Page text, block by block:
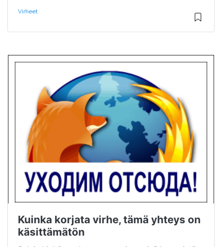
Virheet
Kuinka korjata virhe, tämä yhteys on
käsittämätön